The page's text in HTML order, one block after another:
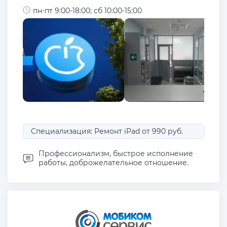
пн-пт 9:00-18:00; сб 10:00-15:00
Специализация: Ремонт iPad от 990 руб.
Профессионализм, быстрое исполнение
работы, доброжелательное отношение.